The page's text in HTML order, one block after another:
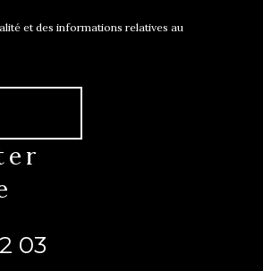
et des informations relatives au
03